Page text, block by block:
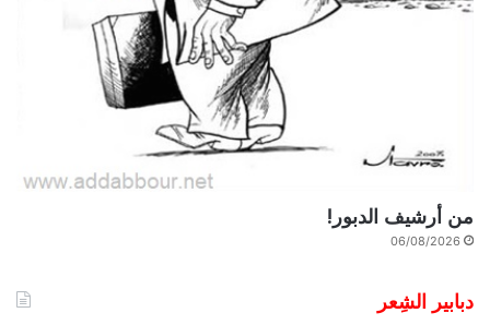
من أرشيف الدبور!
06/08/2026
دبابير الشِعر